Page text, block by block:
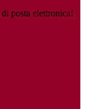
posta elettronica!